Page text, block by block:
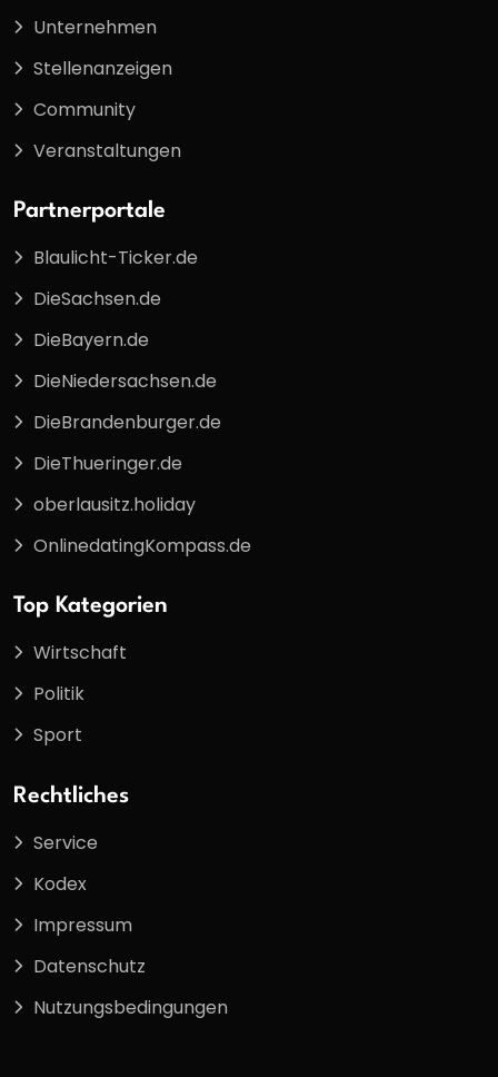
Unternehmen
Stellenanzeigen
Community
Veranstaltungen
Partnerportale
Blaulicht-Ticker.de
DieSachsen.de
DieBayern.de
DieNiedersachsen.de
DieBrandenburger.de
DieThueringer.de
oberlausitz.holiday
OnlinedatingKompass.de
Top Kategorien
Wirtschaft
Politik
Sport
Rechtliches
Service
Kodex
Impressum
Datenschutz
Nutzungsbedingungen